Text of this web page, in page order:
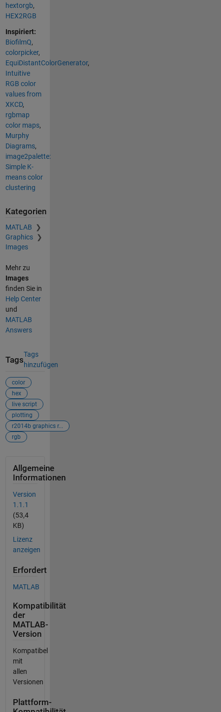
hextorgb,
HEX2RGB
Inspiriert:
BiofilmQ,
colorpicker,
EquiDistantColorGenerator,
Intuitive
RGB color
values from
XKCD,
rgbmap
color maps,
Murphy
Diagrams,
image2palette:
Simple K-
means color
clustering
Kategorien
MATLAB
Graphics
Images
Mehr zu
Images
finden Sie in
Help Center
und
MATLAB
Answers
Tags
Tags
hinzufügen
color
hex
live script
plotting
r2014b graphics r...
rgb
Allgemeine
Informationen
Version
1.1.1
(53,4
KB)
Lizenz
anzeigen
Erfordert
MATLAB
Kompatibilität
der
MATLAB-
Version
Kompatibel
mit
allen
Versionen
Plattform-